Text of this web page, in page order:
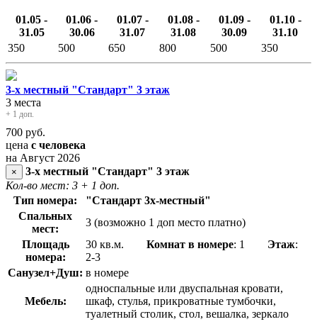
01.05 -
31.05
01.06 -
30.06
01.07 -
31.07
01.08 -
31.08
01.09 -
30.09
01.10 -
31.10
350
500 650 800 500 350
3-х местный "Стандарт" 3 этаж
3 места
+ 1 доп.
700 руб.
цена с человека
на Август 2026
×
3-х местный "Стандарт" 3 этаж
Кол-во мест: 3 + 1 доп.
Тип номера:
"Стандарт 3х-местный"
Спальных
мест:
3 (возможно 1 доп место платно)
Площадь
номера:
30 кв.м. Комнат в номере: 1 Этаж:
2-3
Санузел+Душ: в номере
Мебель:
односпальные или двуспальная кровати,
шкаф, стулья, прикроватные тумбочки,
туалетный столик, стол, вешалка, зеркало